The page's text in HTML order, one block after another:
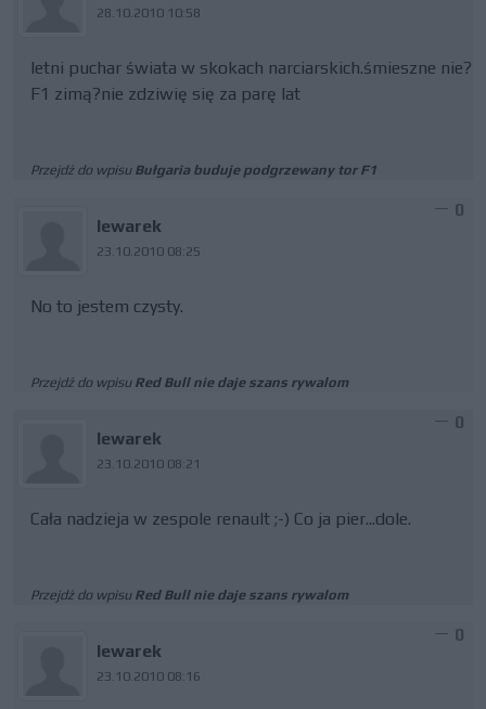
28.10.2010 10:58
letni puchar świata w skokach narciarskich.śmieszne nie?
F1 zimą?nie zdziwię się za parę lat
Przejdź do wpisu Bułgaria buduje podgrzewany tor F1
lewarek
23.10.2010 08:25
0
No to jestem czysty.
Przejdź do wpisu Red Bull nie daje szans rywalom
lewarek
23.10.2010 08:21
0
Cała nadzieja w zespole renault ;-) Co ja pier...dole.
Przejdź do wpisu Red Bull nie daje szans rywalom
lewarek
23.10.2010 08:16
0